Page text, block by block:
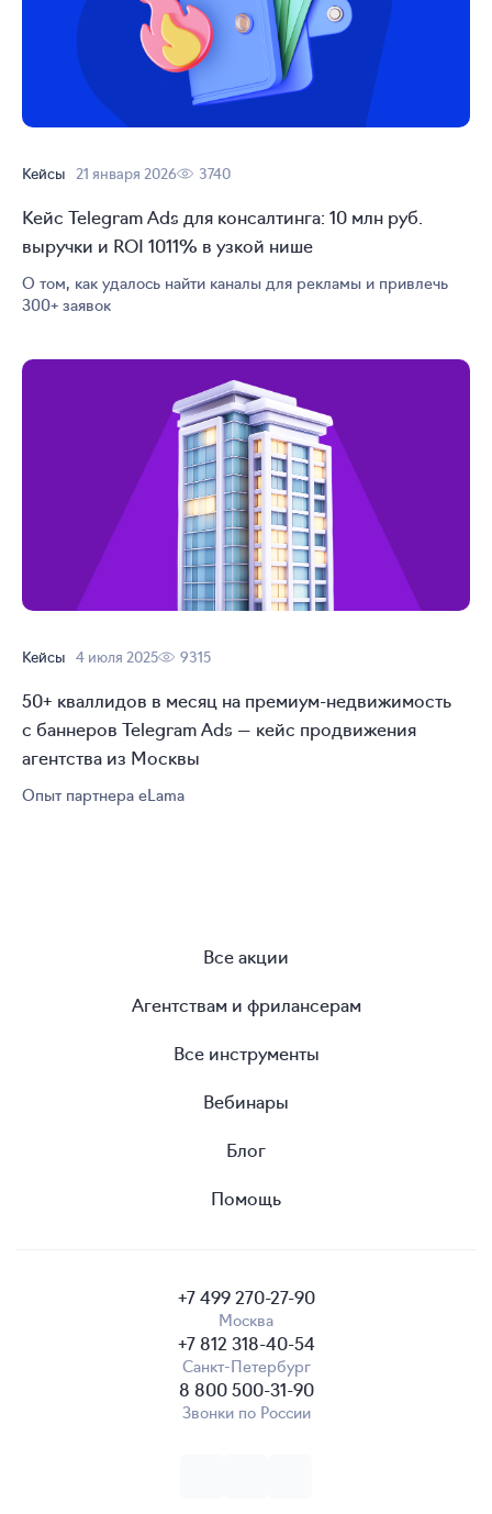
Кейсы 21 января 2026 3740
Кейс Telegram Ads для консалтинга: 10 млн руб.
выручки и ROI 1011% в узкой нише
О том, как удалось найти каналы для рекламы и привлечь
300+ заявок
Кейсы 4 июля 2025 9315
50+ кваллидов в месяц на премиум-недвижимость
с баннеров Telegram Ads — кейс продвижения
агентства из Москвы
Опыт партнера eLama
Все акции
Агентствам и фрилансерам
Все инструменты
Вебинары
Блог
Помощь
+7 499 270-27-90
Москва
+7 812 318-40-54
Санкт-Петербург
8 800 500-31-90
Звонки по России